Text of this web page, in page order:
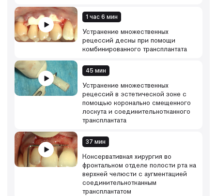
1 час 6 мин
Устранение множественных
рецессий десны при помощи
комбинированного трансплантата
45 мин
Устранение множественных
рецессий в эстетической зоне с
помощью коронально смещенного
лоскута и соединительнотканного
трансплантата
37 мин
Консервативная хирургия во
фронтальном отделе полости рта на
верхней челюсти с аугментацией
соединительнотканным
трансплантатом